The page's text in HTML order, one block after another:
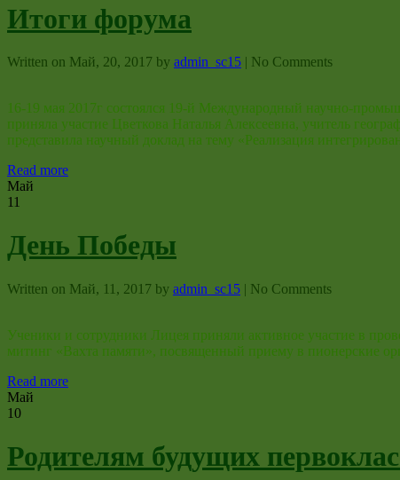
Итоги форума
Written on Май, 20, 2017 by admin_sc15 | No Comments
16-19 мая 2017г состоялся 19-й Международный научно-
приняла участие Цветкова Наталья Алексеевна, учитель
представила научный доклад на тему «Реализация
Read more
Май
11
День Победы
Written on Май, 11, 2017 by admin_sc15 | No Comments
Ученики и сотрудники Лицея приняли активное участие в
митинг «Вахта памяти», посвященный приему в пионерские
Read more
Май
10
Родителям будущих